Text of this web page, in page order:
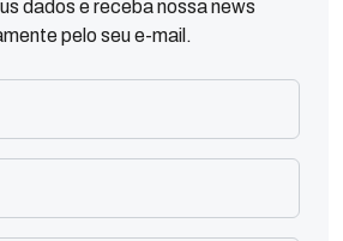
dados e receba nossa news
pelo seu e-mail.